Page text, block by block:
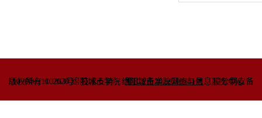
版权所有 © 2020 绵阳城市学院蜀ICP备2022010781号 川公网安备
51070402110263号技术支持：绵阳城市学院网络与信息服务中心